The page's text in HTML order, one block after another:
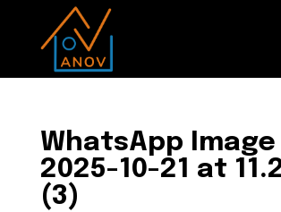
WhatsApp Image
2025-10-21 at
(3)